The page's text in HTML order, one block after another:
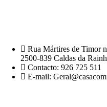
Rua Mártires de Timor
2500-839 Caldas da
Contacto: 926 725 511
E-mail: